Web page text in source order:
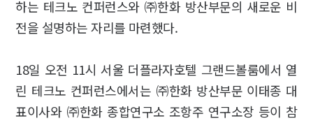
하는 테크노 컨퍼런스와 ㈜한화 방산부문의 새로운 비
전을 설명하는 자리를 마련했다.
18일 오전 11시 서울 더플라자호텔 그랜드볼룸에서 열
린 테크노 컨퍼런스에서는 ㈜한화 방산부문 이태종 대
표이사와 ㈜한화 종합연구소 조항주 연구소장 등이 참